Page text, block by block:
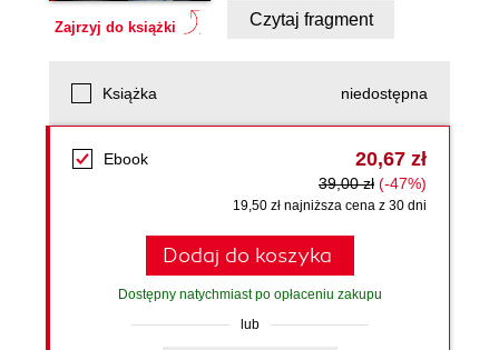
Zajrzyj do książki Czytaj fragment
Książka niedostępna
Ebook 20,67 zł
39,00 zł (-47%)
19,50 zł najniższa cena z 30 dni
Dodaj do koszyka
Dostępny natychmiast po opłaceniu zakupu
lub